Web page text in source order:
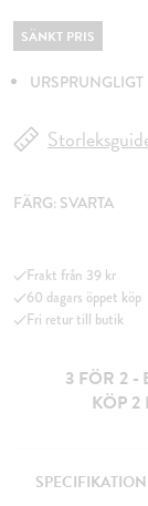
SÄNKT PRIS
URSPRUNGLIGT
FÄRG: SVARTA
Frakt från 39 kr
60 dagars öppet köp
Fri retur till butik
3 FÖR 2 -
KÖP 2